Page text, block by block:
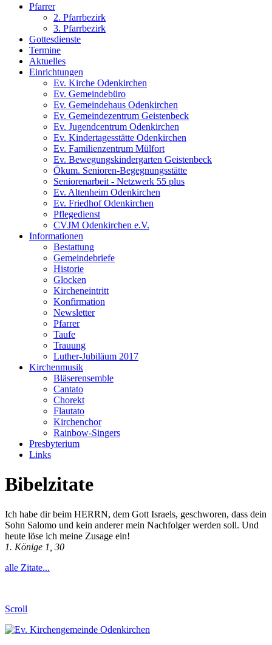
Pfarrer
2. Pfarrbezirk
3. Pfarrbezirk
Gottesdienste
Termine
Aktuelles
Einrichtungen
Ev. Kirche Odenkirchen
Ev. Gemeindebüro
Ev. Gemeindehaus Odenkirchen
Ev. Gemeindezentrum Geistenbeck
Ev. Jugendcentrum Odenkirchen
Ev. Kindertagesstätte Odenkirchen
Ev. Familienzentrum Mülfort
Ev. Bewegungskindergarten Geistenbeck
Ökum. Senioren-Begegnungsstätte
Seniorenarbeit - Netzwerk 55 plus
Ev. Altenheim Odenkirchen
Ev. Friedhof Odenkirchen
Pflegedienst
CVJM Odenkirchen e.V.
Informationen
Bestattung
Gemeindebriefe
Historie
Glocken
Kircheneintritt
Konfirmation
Newsletter
Pfarrer
Taufe
Trauung
Luther-Jubiläum 2017
Kirchenmusik
Bläserensemble
Cantato
Chorekt
Flautato
Kirchenchor
Rainbow-Singers
Presbyterium
Links
Bibelzitate
Ich habe dir beim HERRN, dem Gott Israels, geschworen, dass dein
Sohn Salomo und kein anderer mein Nachfolger werden soll. Und
heute löse ich meine Zusage ein!
1. Könige 1, 30
alle Zitate...
Scroll